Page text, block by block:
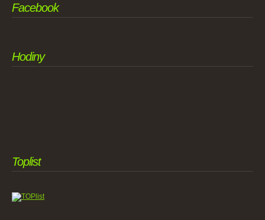
Facebook
Hodiny
Toplist